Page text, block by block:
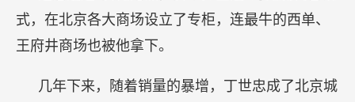
式，在北京各大商场设立了专柜，连最牛的西单、
王府井商场也被他拿下。
几年下来，随着销量的暴增，丁世忠成了北京城